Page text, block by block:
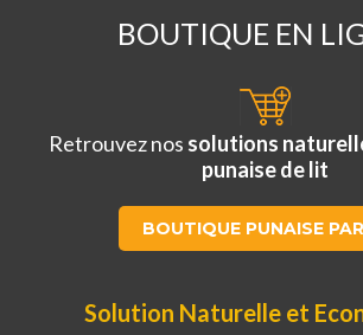
BOUTIQUE EN
Retrouvez nos solutions
punaise de lit
BOUTIQUE PUNAISE
Solution Naturelle et